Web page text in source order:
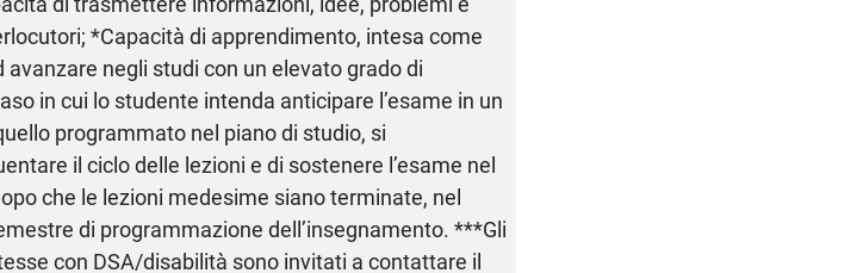
*Capacità di apprendimento, intesa come
avanzare negli studi con un elevato grado di
in cui lo studente intenda anticipare l’esame in un
programmato nel piano di studio, si
il ciclo delle lezioni e di sostenere l’esame nel
che le lezioni medesime siano terminate, nel
di programmazione dell’insegnamento. ***Gli
con DSA/disabilità sono invitati a contattare il